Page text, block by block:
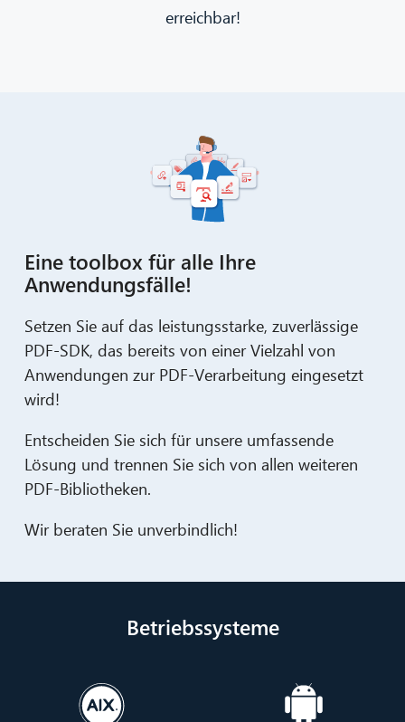
erreichbar!
Eine toolbox für alle Ihre
Anwendungsfälle!
Setzen Sie auf das leistungsstarke, zuverlässige
PDF-SDK, das bereits von einer Vielzahl von
Anwendungen zur PDF-Verarbeitung eingesetzt
wird!
Entscheiden Sie sich für unsere umfassende
Lösung und trennen Sie sich von allen weiteren
PDF-Bibliotheken.
Wir beraten Sie unverbindlich!
Betriebssysteme